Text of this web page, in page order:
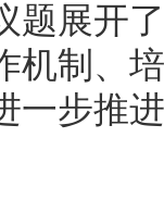
题展开
机制、
一步推